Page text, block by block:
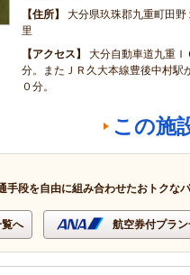
住所
大分県玖珠郡九重町田
里
アクセス
大分自動車道九重
分。またＪＲ久大本線豊後中村駅
０分。
この施
手段を自由に組み合わせたおトクな
へ 航空券付プラ